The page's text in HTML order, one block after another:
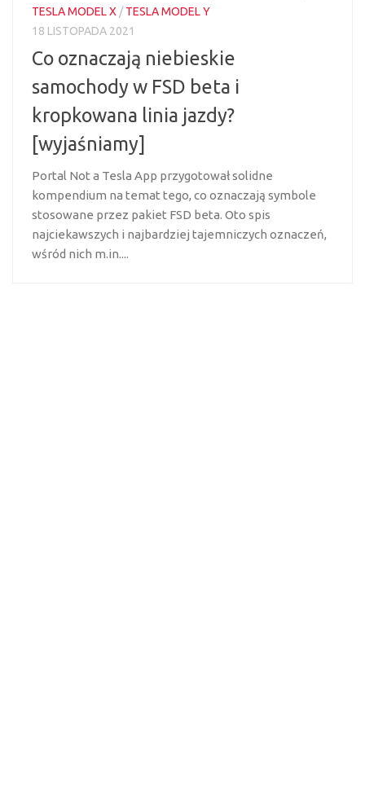
TESLA MODEL X /TESLA MODEL Y
18 LISTOPADA 2021
Co oznaczają niebieskie
samochody w FSD beta i
kropkowana linia jazdy?
[wyjaśniamy]
Portal Not a Tesla App przygotował solidne
kompendium na temat tego, co oznaczają symbole
stosowane przez pakiet FSD beta. Oto spis
najciekawszych i najbardziej tajemniczych oznaczeń,
wśród nich m.in....